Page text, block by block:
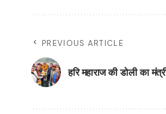
PREVIOUS ARTICLE
हरि महाराज की डोली का